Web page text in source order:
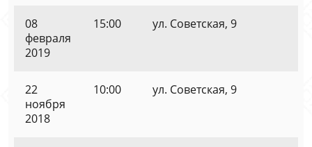
08
февраля
2019
15:00 ул. Советская, 9
22
ноября
2018
10:00 ул. Советская, 9